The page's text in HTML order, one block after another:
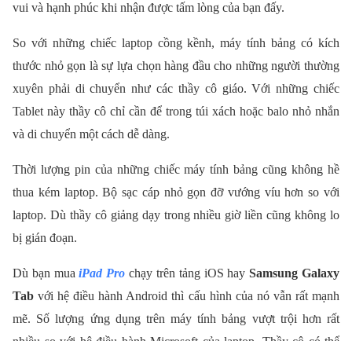
vui và hạnh phúc khi nhận được tấm lòng của bạn đấy.
So với những chiếc laptop cồng kềnh, máy tính bảng có kích
thước nhỏ gọn là sự lựa chọn hàng đầu cho những người thường
xuyên phải di chuyển như các thầy cô giáo. Với những chiếc
Tablet này thầy cô chỉ cần để trong túi xách hoặc balo nhỏ nhắn
và di chuyển một cách dễ dàng.
Thời lượng pin của những chiếc máy tính bảng cũng không hề
thua kém laptop. Bộ sạc cáp nhỏ gọn đỡ vướng víu hơn so với
laptop. Dù thầy cô giảng dạy trong nhiều giờ liền cũng không lo
bị gián đoạn.
Dù bạn muaiPad Pro chạy trên tảng iOS haySamsung Galaxy
Tab với hệ điều hành Android thì cấu hình của nó vẫn rất mạnh
mẽ. Số lượng ứng dụng trên máy tính bảng vượt trội hơn rất